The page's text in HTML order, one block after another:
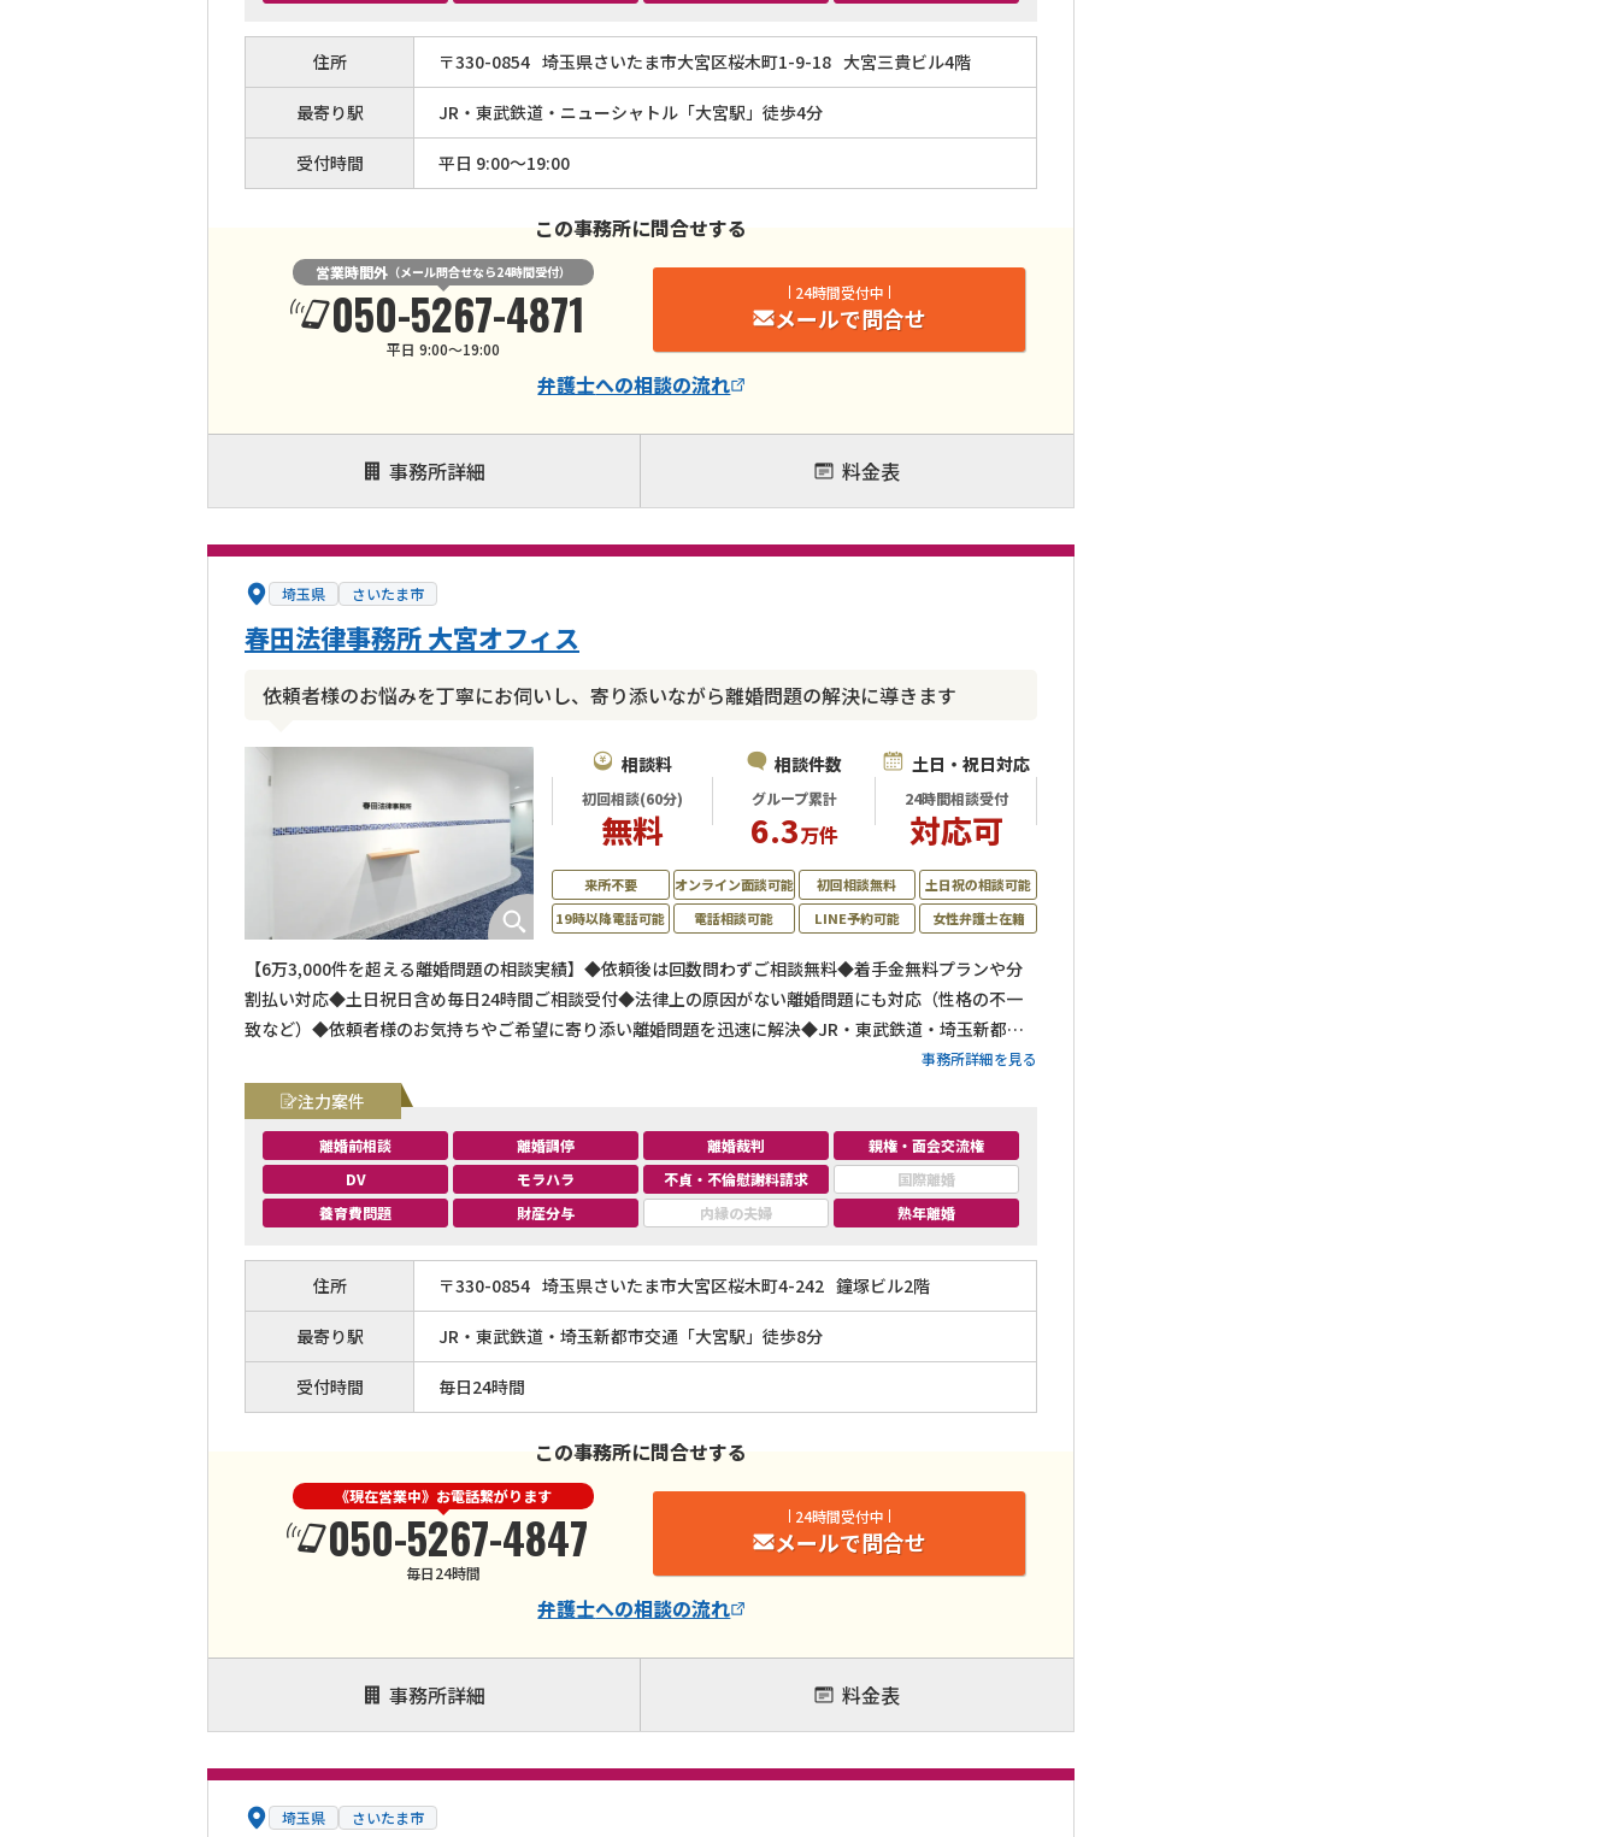
住所 〒330-0854 埼玉県さいたま市大宮区桜木町1-9-18 大宮三貴ビル4階
最寄り駅 JR・東武鉄道・ニューシャトル「大宮駅」徒歩4分
受付時間 平日 9:00～19:00
この事務所に問合せする
営業時間外（メール問合せなら24時間受付）
050-5267-4871
平日 9:00～19:00
24時間受付中
メールで問合せ
弁護士への相談の流れ
事務所詳細 料金表
埼玉県 さいたま市
依頼者様のお悩みを丁寧にお伺いし、寄り添いながら離婚問題の解決に導きます
春田法律事務所 大宮オフィス
相談料
初回相談(60分)
無料
相談件数
グループ累計
6.3万件
土日・祝日対応
24時間相談受付
対応可
【6万3,000件を超える離婚問題の相談実績】◆依頼後は回数問わずご相談無料◆着手金無料プランや分
割払い対応◆土日祝日含め毎日24時間ご相談受付◆法律上の原因がない離婚問題にも対応（性格の不一
致など）◆依頼者様のお気持ちやご希望に寄り添い離婚問題を迅速に解決◆JR・東武鉄道・埼玉新都市
事務所詳細を見る
来所不要 オンライン面談可能 初回相談無料
土日祝の相談可能
19時以降電話可能
電話相談可能 LINE予約可能 女性弁護士在籍
注力案件
離婚前相談 離婚調停 離婚裁判
親権・面会交流権
DV
モラハラ 不貞・不倫慰謝料請求
国際離婚
養育費問題
財産分与 内縁の夫婦 熟年離婚
住所 〒330-0854 埼玉県さいたま市大宮区桜木町4-242 鐘塚ビル2階
最寄り駅 JR・東武鉄道・埼玉新都市交通「大宮駅」徒歩8分
受付時間 毎日24時間
この事務所に問合せする
《現在営業中》お電話繋がります
050-5267-4847
毎日24時間
24時間受付中
メールで問合せ
弁護士への相談の流れ
事務所詳細 料金表
埼玉県 さいたま市